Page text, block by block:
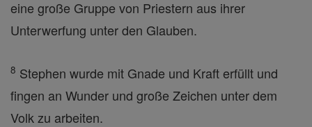
eine große Gruppe von Priestern aus ihrer
Unterwerfung unter den Glauben.
8 Stephen wurde mit Gnade und Kraft erfüllt und
fingen an Wunder und große Zeichen unter dem
Volk zu arbeiten.